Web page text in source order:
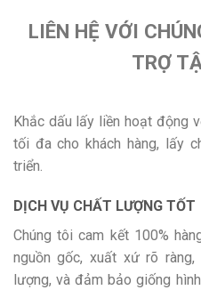
LIÊN HỆ VỚI
TRỢ
Khắc dấu lấy liền hoạt động
tối đa cho khách hàng, lấy
triển.
DỊCH VỤ CHẤT LƯỢNG TỐT
Chúng tôi cam kết 100%
nguồn gốc, xuất xứ rõ
lượng, và đảm bảo giống